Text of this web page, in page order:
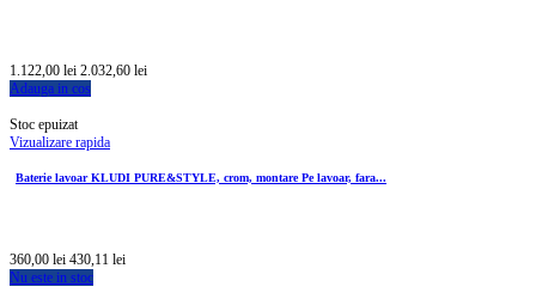
1.122,00 lei 2.032,60 lei
Adauga in cos
Stoc epuizat
Vizualizare rapida
Baterie lavoar KLUDI PURE&STYLE, crom, montare Pe lavoar, fara...
360,00 lei 430,11 lei
Nu este in stoc